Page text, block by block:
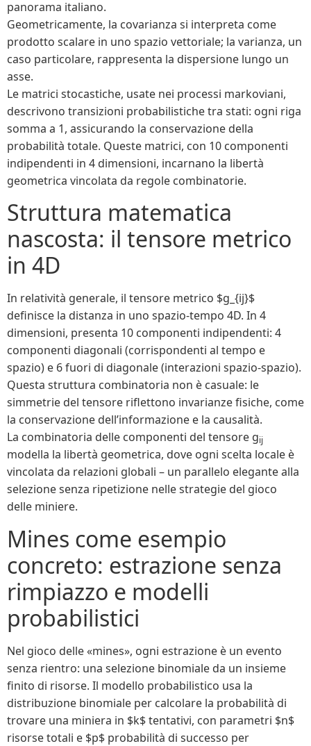
panorama italiano.
Geometricamente, la covarianza si interpreta come
prodotto scalare in uno spazio vettoriale; la varianza, un
caso particolare, rappresenta la dispersione lungo un
asse.
Le matrici stocastiche, usate nei processi markoviani,
descrivono transizioni probabilistiche tra stati: ogni riga
somma a 1, assicurando la conservazione della
probabilità totale. Queste matrici, con 10 componenti
indipendenti in 4 dimensioni, incarnano la libertà
geometrica vincolata da regole combinatorie.
Struttura matematica
nascosta: il tensore metrico
in 4D
In relatività generale, il tensore metrico $g_{ij}$
definisce la distanza in uno spazio-tempo 4D. In 4
dimensioni, presenta 10 componenti indipendenti: 4
componenti diagonali (corrispondenti al tempo e
spazio) e 6 fuori di diagonale (interazioni spazio-spazio).
Questa struttura combinatoria non è casuale: le
simmetrie del tensore riflettono invarianze fisiche, come
la conservazione dell’informazione e la causalità.
La combinatoria delle componenti del tensore gij
modella la libertà geometrica, dove ogni scelta locale è
vincolata da relazioni globali – un parallelo elegante alla
selezione senza ripetizione nelle strategie del gioco
delle miniere.
Mines come esempio
concreto: estrazione senza
rimpiazzo e modelli
probabilistici
Nel gioco delle «mines», ogni estrazione è un evento
senza rientro: una selezione binomiale da un insieme
finito di risorse. Il modello probabilistico usa la
distribuzione binomiale per calcolare la probabilità di
trovare una miniera in $k$ tentativi, con parametri $n$
risorse totali e $p$ probabilità di successo per